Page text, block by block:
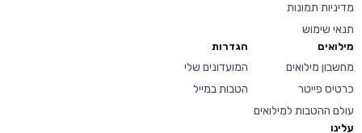
מדיניות תמונות
תנאי שימוש
מילואים
מחשבון מילואים
כרטיס פייטר
עולם ההטבות למילואים
הגדרות
המועדונים שלי
הטבות במייל
עלינו